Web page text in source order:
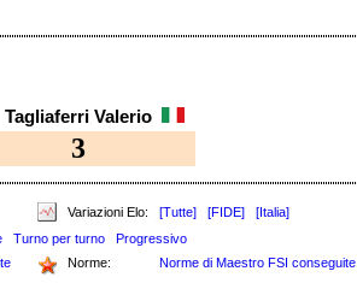
Tagliaferri Valerio
3
Variazioni Elo: [Tutte] [FIDE]
[Italia]
Turno per turno
Progressivo
Norme: Norme di Maestro FSI conseguite